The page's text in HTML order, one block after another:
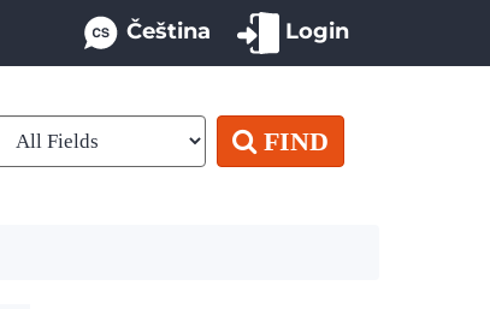
Čeština Login
FIND